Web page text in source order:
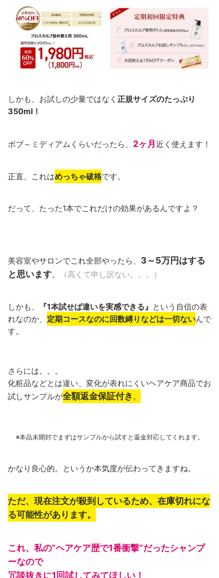
しかも、お試しの少量ではなく 正規サイズのたっぷり
350ml！
ボブ～ミディアムくらいだったら、 2ヶ月近く使えます！
正直、これはめっちゃ破格です。
だって、たった1本でこれだけの効果があるんですよ？
美容室やサロンでこれ全部やったら、 3～5万円はする
と思います。 （高くて申し訳ない。。。）
しかも、 『1本試せば違いを実感できる』 という自信の表
れなのか、 定期コースなのに回数縛りなどは一切ないんで
す。
さらには。。。
化粧品などとは違い、変化が表れにくいヘアケア商品でお
試しサンプルが全額返金保証付き 。
※本品未開封でまずはサンプルから試すと返金対応してくれます。
かなり良心的。というか本気度が伝わってきますね。
ただ、現在注文が殺到しているため、在庫切れにな
る可能性があります。
これ、私の”ヘアケア歴で1番衝撃”だったシャンプ
ーなので
冗談抜きに1回試してみてほしい！